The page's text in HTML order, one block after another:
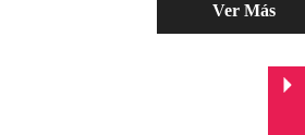
Ver Más